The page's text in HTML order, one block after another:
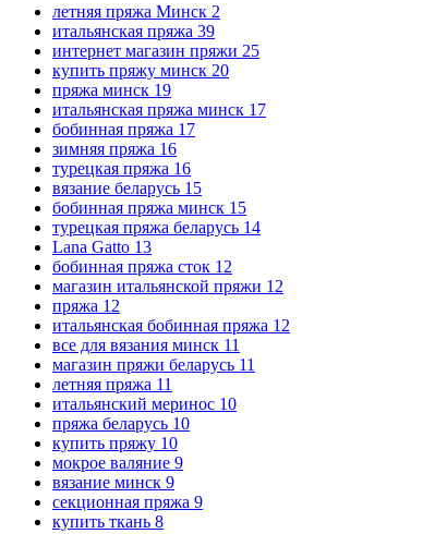
летняя пряжа Минск 2
итальянская пряжа 39
интернет магазин пряжи 25
купить пряжу минск 20
пряжа минск 19
итальянская пряжа минск 17
бобинная пряжа 17
зимняя пряжа 16
турецкая пряжа 16
вязание беларусь 15
бобинная пряжа минск 15
турецкая пряжа беларусь 14
Lana Gatto 13
бобинная пряжа сток 12
магазин итальянской пряжи 12
пряжа 12
итальянская бобинная пряжа 12
все для вязания минск 11
магазин пряжи беларусь 11
летняя пряжа 11
итальянский меринос 10
пряжа беларусь 10
купить пряжу 10
мокрое валяние 9
вязание минск 9
секционная пряжа 9
купить ткань 8